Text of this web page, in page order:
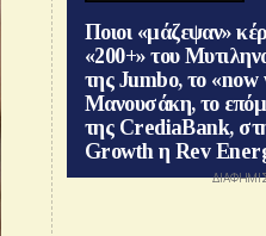
Ποιοι «μάζεψαν»
«200+» του
της Jumbo, το
Μανουσάκη, το
της CrediaBank,
Growth η Rev